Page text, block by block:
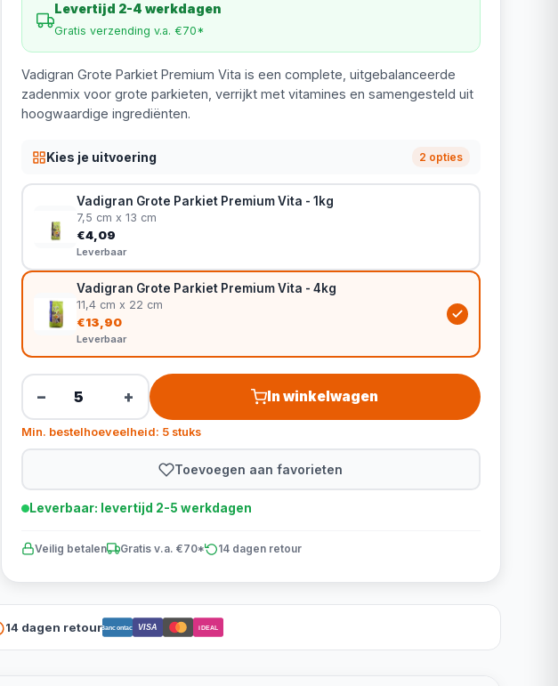
Levertijd 2-4 werkdagen
Gratis verzending v.a. €70*
Vadigran Grote Parkiet Premium Vita is een complete, uitgebalanceerde
zadenmix voor grote parkieten, verrijkt met vitamines en samengesteld uit
hoogwaardige ingrediënten.
Kies je uitvoering 2 opties
Vadigran Grote Parkiet Premium Vita - 1kg
7,5 cm x 13 cm
€4,09
Leverbaar
Vadigran Grote Parkiet Premium Vita - 4kg
11,4 cm x 22 cm
€13,90
Leverbaar
− + In winkelwagen
Min. bestelhoeveelheid: 5 stuks
Toevoegen aan favorieten
Leverbaar: levertijd 2-5 werkdagen
Veilig betalen Gratis v.a. €70* 14 dagen retour
14 dagen retourBancontact VISA iDEAL